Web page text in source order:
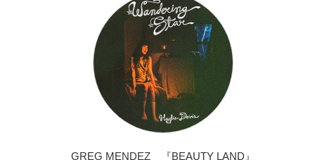
GREG MENDEZ 『BEAUTY LAND』